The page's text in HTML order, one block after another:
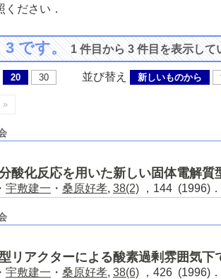
ください．
3 です。1 件目から 3 件目を表示して
20 30 並び替え 新しいものから
»
酸化反応を用いた新しい固体電解質
・ 宇敷建一 ・ 桑原好孝, 38(2) ，144 (1996)
リアクターによる酸素過剰雰囲気下
・ 宇敷建一 ・ 桑原好孝, 38(6) ，426 (1996)